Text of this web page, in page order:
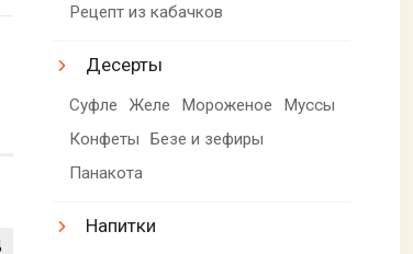
Рецепт из кабачков
Десерты
Суфле Желе Мороженое
Муссы
Конфеты
Безе и зефиры
Панакота
Напитки